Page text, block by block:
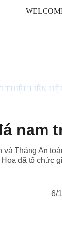
THIỆULIÊN HỆ
nam
Tháng An
đã tổ chức
6/